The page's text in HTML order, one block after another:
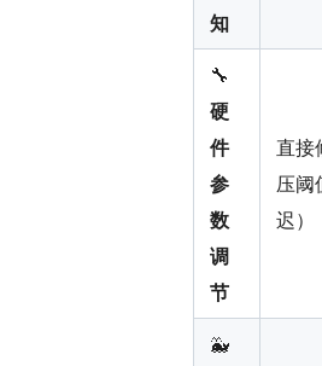
知
🔧
硬
件
参
数
调
节
直接
压阈
迟）
🐳